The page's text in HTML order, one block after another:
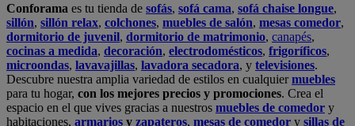
Conforama es tu tienda de sofás, sofá cama, sofá chaise longue,
sillón, sillón relax, colchones, muebles de salón, mesas comedor,
dormitorio de juvenil, dormitorio de matrimonio, canapés,
cocinas a medida, decoración, electrodomésticos, frigoríficos,
microondas, lavavajillas, lavadora secadora, y televisiones.
Descubre nuestra amplia variedad de estilos en cualquiermuebles
para tu hogar, con los mejores precios y promociones. Crea el
espacio en el que vives gracias a nuestros muebles de comedor y
habitaciones, armarios y zapateros, mesas de comedor y sillas de